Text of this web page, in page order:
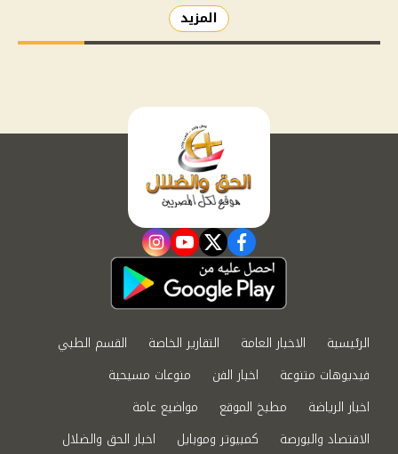
المزيد
facebook
twitter
youtube
instagram
الرئيسية الاخبار العامة التقارير الخاصة
القسم الطبي
فيديوهات متنوعة
اخبار الفن
منوعات مسيحية
اخبار الرياضة
مطبخ الموقع
مواضيع عامة
الاقتصاد والبورصة
كمبيوتر وموبايل اخبار الحق والضلال